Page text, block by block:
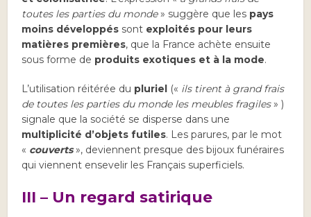
toutes les parties du monde» suggère que les pays
moins développés sont exploités pour leurs
matières premières, que la France achète ensuite
sous forme de produits exotiques et à la mode.
L’utilisation réitérée du pluriel (« ils tirent à grand frais
de toutes les parties du monde les meubles fragiles» )
signale que la société se disperse dans une
multiplicité d’objets futiles. Les parures, par le mot
« couverts», deviennent presque des bijoux funéraires
qui viennent ensevelir les Français superficiels.
III – Un regard satirique